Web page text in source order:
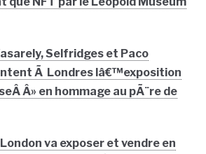
Selfridges et Paco
Ã Londres lâ€™exposition
Â» en hommage au pÃ¨re de
va exposer et vendre en